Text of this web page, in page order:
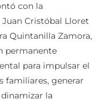
con la
Cristóbal Lloret
Quintanilla Zamora,
permanente
para impulsar el
familiares, generar
la